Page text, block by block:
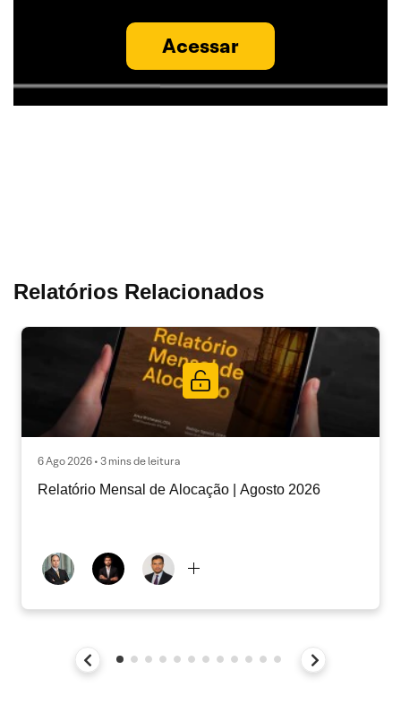
Acessar
Relatórios Relacionados
6 Ago 2026 • 3 mins de leitura
Relatório Mensal de Alocação | Agosto 2026